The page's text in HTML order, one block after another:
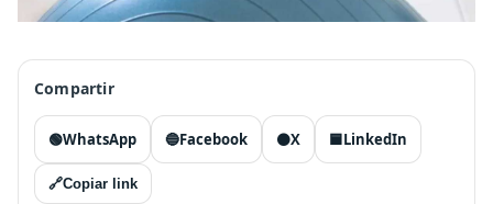
Compartir
🟢WhatsApp 🔵Facebook ⚫X 🟦LinkedIn
🔗Copiar link